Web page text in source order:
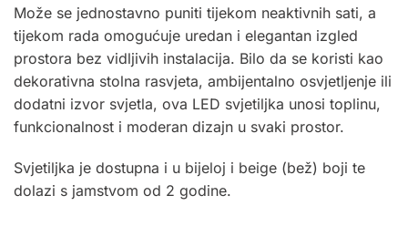
Može se jednostavno puniti tijekom neaktivnih sati, a
tijekom rada omogućuje uredan i elegantan izgled
prostora bez vidljivih instalacija. Bilo da se koristi kao
dekorativna stolna rasvjeta, ambijentalno osvjetljenje ili
dodatni izvor svjetla, ova LED svjetiljka unosi toplinu,
funkcionalnost i moderan dizajn u svaki prostor.
Svjetiljka je dostupna i u bijeloj i beige (bež) boji te
dolazi s jamstvom od 2 godine.